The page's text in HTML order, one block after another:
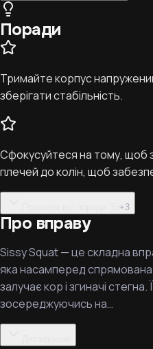
Поради
Тримайте корпус
зберігати стабільність.
Сфокусуйтеся на тому, щоб
плечей до колін, щоб
+3
Про вправу
Sissy Squat — це складна
яка насамперед
залучає кор і згиначі стегна.
зосереджуючись на…